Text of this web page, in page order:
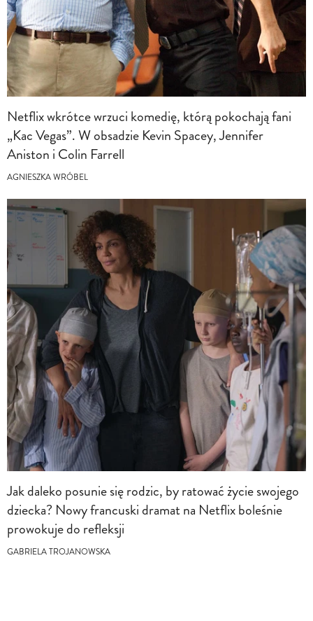
Netflix wkrótce wrzuci komedię, którą pokochają fani
„Kac Vegas”. W obsadzie Kevin Spacey, Jennifer
Aniston i Colin Farrell
AGNIESZKA WRÓBEL
Jak daleko posunie się rodzic, by ratować życie swojego
dziecka? Nowy francuski dramat na Netflix boleśnie
prowokuje do refleksji
GABRIELA TROJANOWSKA